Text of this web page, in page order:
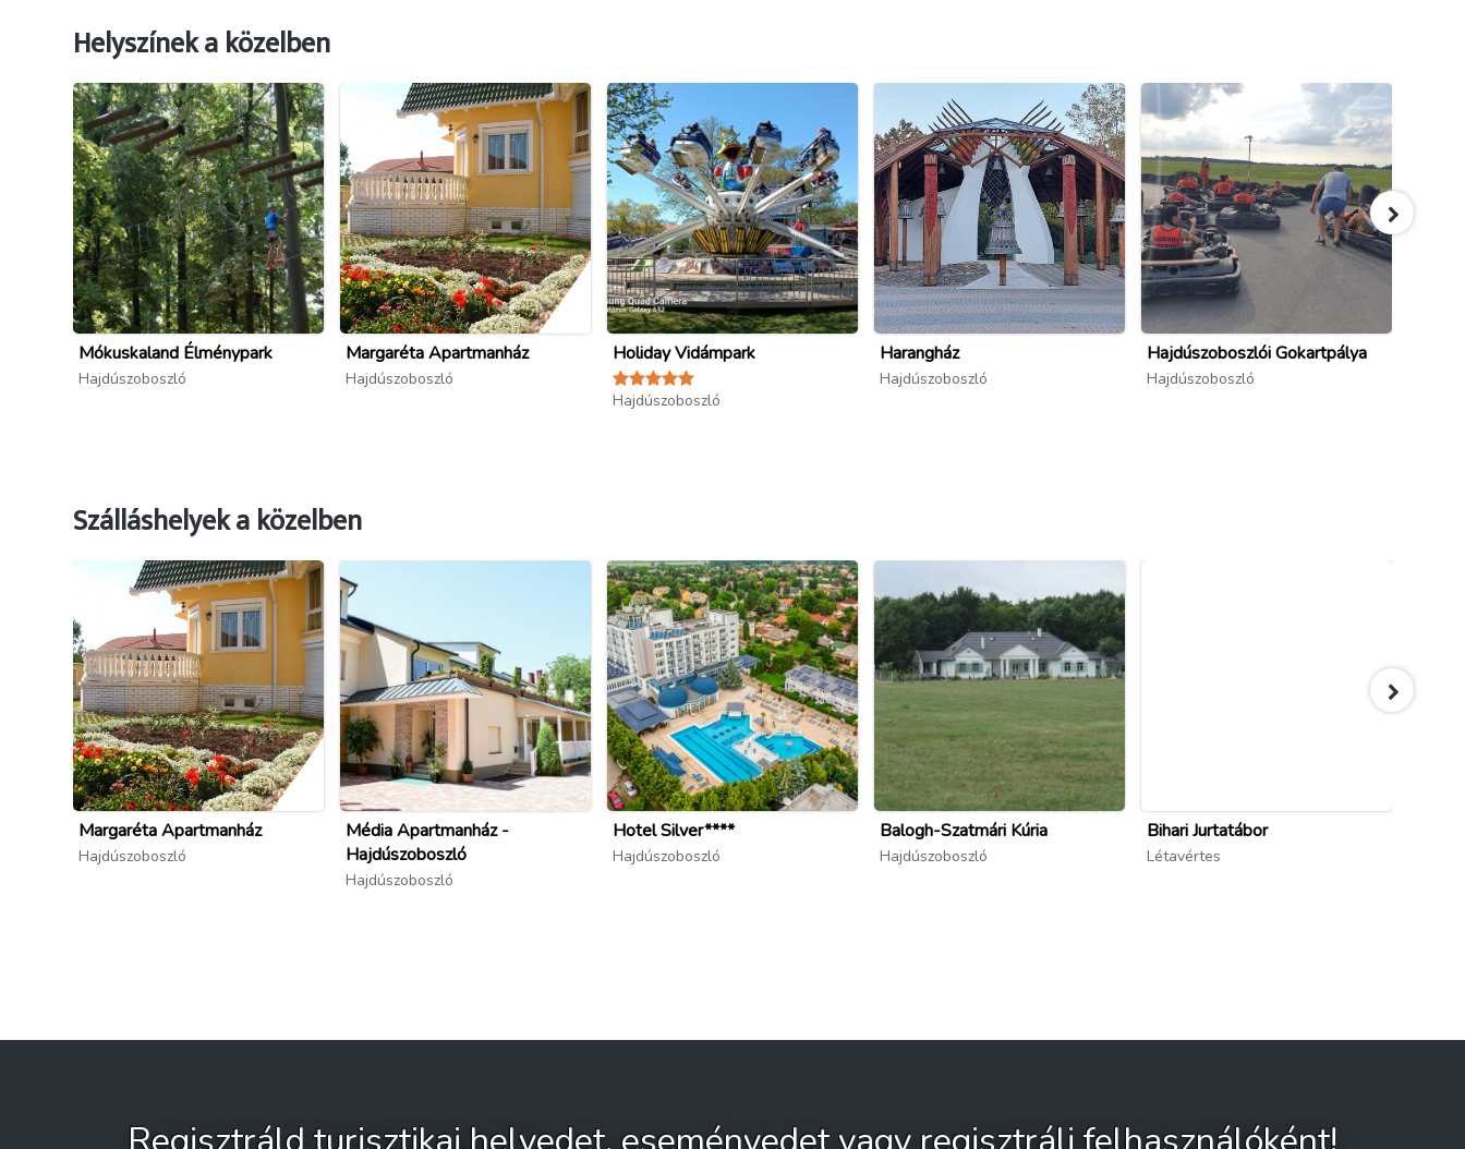
Helyszínek a közelben
Mókuskaland Élménypark
Hajdúszoboszló
Margaréta Apartmanház
Hajdúszoboszló
Holiday Vidámpark
Hajdúszoboszló
Harangház
Hajdúszoboszló
Hajdúszoboszlói Gokartpálya
Hajdúszoboszló
Szálláshelyek a közelben
Margaréta Apartmanház
Hajdúszoboszló
Média Apartmanház -
Hajdúszoboszló
Hajdúszoboszló
Hotel Silver****
Hajdúszoboszló
Balogh-Szatmári Kúria
Hajdúszoboszló
Bihari Jurtatábor
Létavértes